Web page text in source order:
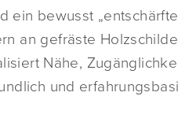
ein bewusst
an gefräste
Nähe,
und